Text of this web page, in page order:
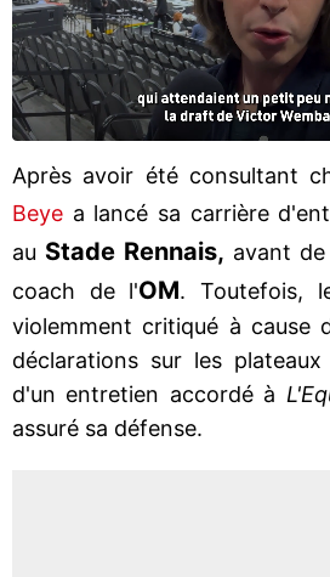
Après avoir été consultant
Beye a lancé sa carrière
au Stade Rennais, avant
coach de l'OM. Toutefois,
violemment critiqué à cause
déclarations sur les
d'un entretien accordé à
assuré sa défense.